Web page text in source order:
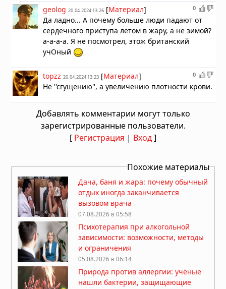
0
geolog 20.04.2024 13:26 [Материал]
Да ладно... А почему больше люди падают от
сердечного приступа летом в жару, а не зимой?
а-а-а-а. Я не посмотрел, этож британский
учОный
0
topzz 20.04.2024 13:23 [Материал]
Не ''сгущению'', а увеличению плотности крови.
Добавлять комментарии могут только
зарегистрированные пользователи.
[ Регистрация | Вход]
Похожие материалы
Дача, баня и жара: почему обычный
отдых иногда заканчивается
вызовом врача
07.08.2026 в 05:58
Психотерапия при алкогольной
зависимости: возможности, методы
и ограничения
05.08.2026 в 06:14
Природа против аллергии: учёные
нашли бактерии, защищающие